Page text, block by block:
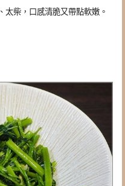
太柴，口感清脆又帶點軟嫩。